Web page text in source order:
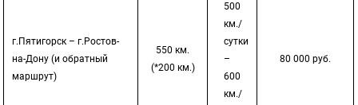
г.Пятигорск – г.Ростов-
на-Дону (и обратный
маршрут)
550 км.
(*200 км.)
500
км./
сутки
–
600
км./
80 000 руб.